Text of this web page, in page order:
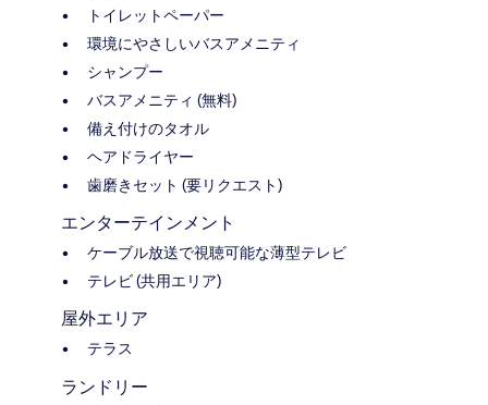
トイレットペーパー
環境にやさしいバスアメニティ
シャンプー
バスアメニティ (無料)
備え付けのタオル
ヘアドライヤー
歯磨きセット (要リクエスト)
エンターテインメント
ケーブル放送で視聴可能な薄型テレビ
テレビ (共用エリア)
屋外エリア
テラス
ランドリー